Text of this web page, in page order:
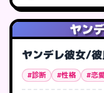
ヤン
ヤンデレ彼女/
#診断 #性格 #恋